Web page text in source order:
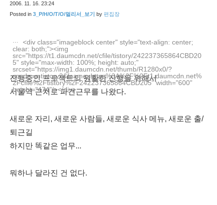
2006. 11. 16. 23:24
Posted in 3_P/H/O/T/O/멀리서_보기 by 편집장
<div class="imageblock center" style="text-align: center;
clear: both;"><img
src="https://t1.daumcdn.net/cfile/tistory/242237365864CBD20
5" style="max-width: 100%; height: auto;"
srcset="https://img1.daumcdn.net/thumb/R1280x0/?
scode=mtistory2&fname=https%3A%2F%2Ft1.daumcdn.net%
2Fcfile%2Ftistory%2F242237365864CBD205" width="600"
height="474"/></div>
진행중인 프로젝트의 원활한 진행을 위해서
서울역 근처로 파견근무를 나왔다.
새로운 자리, 새로운 사람들, 새로운 식사 메뉴, 새로운 출/
퇴근길
하지만 똑같은 업무...
뭐하나 달라진 건 없다.